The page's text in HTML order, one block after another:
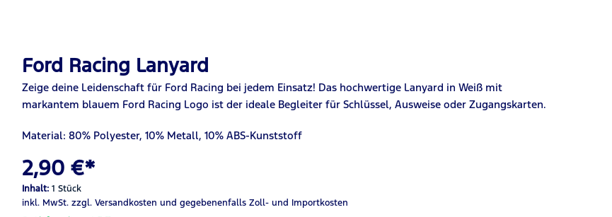
Ford Racing Lanyard
Zeige deine Leidenschaft für Ford Racing bei jedem Einsatz! Das hochwertige Lanyard in Weiß mit
markantem blauem Ford Racing Logo ist der ideale Begleiter für Schlüssel, Ausweise oder Zugangskarten.
Material: 80% Polyester, 10% Metall, 10% ABS-Kunststoff
2,90 €*
Inhalt:1 Stück
inkl. MwSt.zzgl. Versandkosten und gegebenenfalls Zoll- und Importkosten